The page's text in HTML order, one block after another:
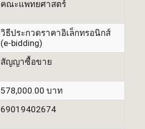
คณะแพทยศาสตร์
วิธีประกวดราคาอิเล็กทรอนิกส์
(e-bidding)
สัญญาซื้อขาย
578,000.00 บาท
69019402674